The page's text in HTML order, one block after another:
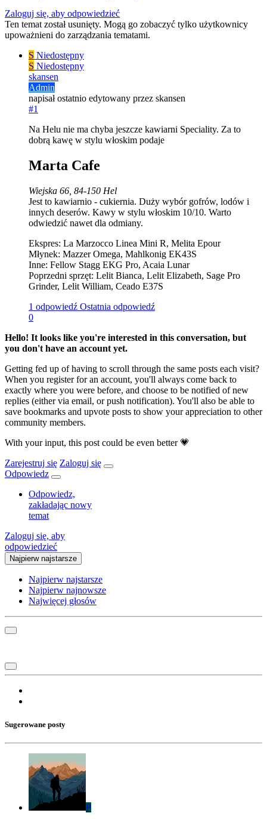
Zaloguj się, aby odpowiedzieć
Ten temat został usunięty. Mogą go zobaczyć tylko użytkownicy
upoważnieni do zarządzania tematami.
S Niedostępny
S Niedostępny
skansen
Admin
napisałostatnio edytowany przez skansen
#1
Na Helu nie ma chyba jeszcze kawiarni Speciality. Za to
dobrą kawę w stylu włoskim podaje
Marta Cafe
Wiejska 66, 84-150 Hel
Jest to kawiarnio - cukiernia. Duży wybór gofrów, lodów i
innych deserów. Kawy w stylu włoskim 10/10. Warto
odwiedzić nawet dla odmiany.
Ekspres: La Marzocco Linea Mini R, Melita Epour
Młynek: Mazzer Omega, Mahlkonig EK43S
Inne: Fellow Stagg EKG Pro, Acaia Lunar
Poprzedni sprzęt: Lelit Bianca, Lelit Elizabeth, Sage Pro
Grinder, Lelit William, Ceado E37S
1 odpowiedź Ostatnia odpowiedź
0
Hello! It looks like you're interested in this conversation, but
you don't have an account yet.
Getting fed up of having to scroll through the same posts each visit?
When you register for an account, you'll always come back to
exactly where you were before, and choose to be notified of new
replies (either via email, or push notification). You'll also be able to
save bookmarks and upvote posts to show your appreciation to other
community members.
With your input, this post could be even better 💗
Zarejestruj się Zaloguj się
Odpowiedz
Odpowiedz,
zakładając nowy
temat
Zaloguj się, aby
odpowiedzieć
Najpierw najstarsze
Najpierw najstarsze
Najpierw najnowsze
Najwięcej głosów
Sugerowane posty
P